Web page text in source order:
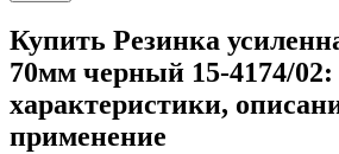
Купить Резинка
70мм черный 15-4174/02:
характеристики,
применение